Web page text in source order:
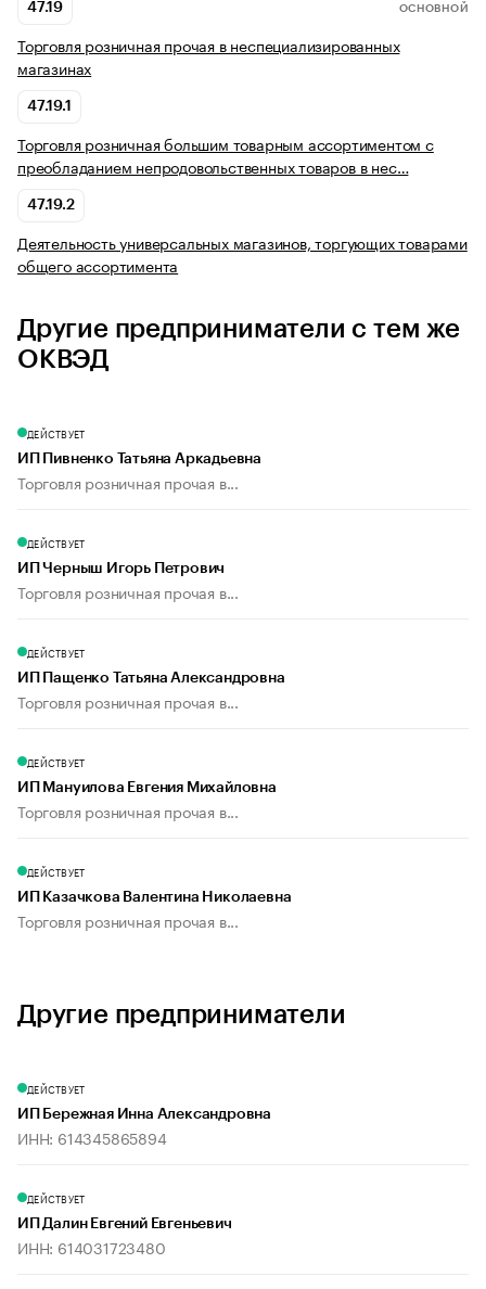
47.19 ОСНОВНОЙ
Торговля розничная прочая в неспециализированных
магазинах
47.19.1
Торговля розничная большим товарным ассортиментом с
преобладанием непродовольственных товаров в нес…
47.19.2
Деятельность универсальных магазинов, торгующих товарами
общего ассортимента
Другие предприниматели с тем же
ОКВЭД
ДЕЙСТВУЕТ
ИП Пивненко Татьяна Аркадьевна
Торговля розничная прочая в...
ДЕЙСТВУЕТ
ИП Черныш Игорь Петрович
Торговля розничная прочая в...
ДЕЙСТВУЕТ
ИП Пащенко Татьяна Александровна
Торговля розничная прочая в...
ДЕЙСТВУЕТ
ИП Мануилова Евгения Михайловна
Торговля розничная прочая в...
ДЕЙСТВУЕТ
ИП Казачкова Валентина Николаевна
Торговля розничная прочая в...
Другие предприниматели
ДЕЙСТВУЕТ
ИП Бережная Инна Александровна
ИНН: 614345865894
ДЕЙСТВУЕТ
ИП Далин Евгений Евгеньевич
ИНН: 614031723480